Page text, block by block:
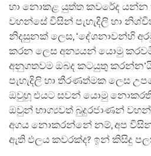
හා නොකළ යුත්ත කවරේද යන්න
වහන්සේ විසින් පැහැදිලි හා
නිදසුනක් ලෙස, ‘දේශනාවන්හි
කරන ලෙස අන්‍යයන් යොමු
අනුගතවම ඔබද කටයුතු
පැහැදිලි හා තීරණත්මක ලෙස
ඔවුහූ එයට සවන් යොමු
ඔවුන් භාග්‍යවත් බුදුරජාණන්
අගය නොකරන්නේ නම්, අප විසින්
ඇති ඵලය කවරක්ද? ඉන් කිසිදු